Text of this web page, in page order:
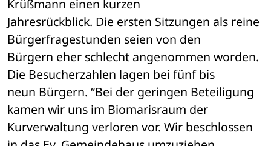
Krüßmann einen kurzen
Jahresrückblick. Die ersten Sitzungen als reine
Bürgerfragestunden seien von den
Bürgern eher schlecht angenommen worden.
Die Besucherzahlen lagen bei fünf bis
neun Bürgern. “Bei der geringen Beteiligung
kamen wir uns im Biomarisraum der
Kurverwaltung verloren vor. Wir beschlossen